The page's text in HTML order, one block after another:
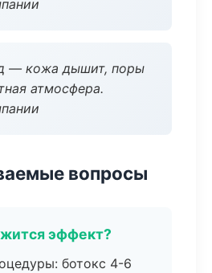
— кожа дышит, поры
атмосфера.
вопросы
эффект?
ботокс 4-6